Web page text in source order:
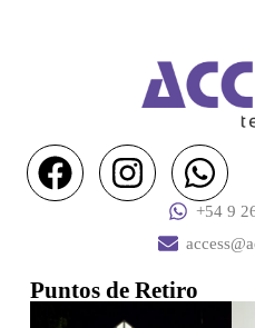
+54 9
Puntos de Retiro